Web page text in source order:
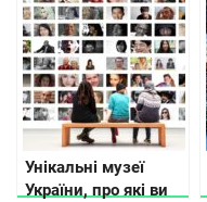
Николаевской
области
Унікальні музеї
України, про які ви